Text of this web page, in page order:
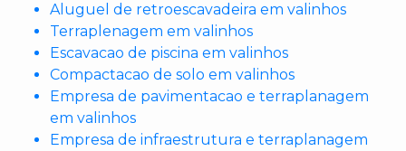
Aluguel de retroescavadeira em valinhos
Terraplenagem em valinhos
Escavacao de piscina em valinhos
Compactacao de solo em valinhos
Empresa de pavimentacao e terraplanagem
em valinhos
Empresa de infraestrutura e terraplanagem